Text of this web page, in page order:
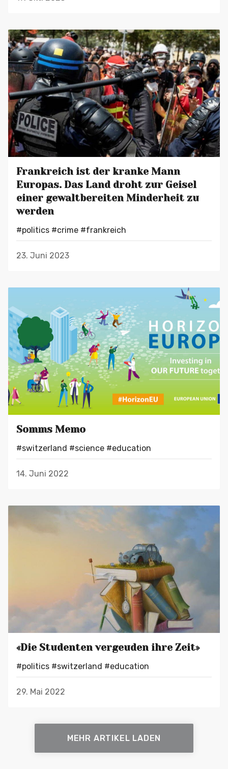
Frankreich ist der kranke Mann
Europas. Das Land droht zur Geisel
einer gewaltbereiten Minderheit zu
werden
#politics #crime #frankreich
23. Juni 2023
Somms Memo
#switzerland #science #education
14. Juni 2022
«Die Studenten vergeuden ihre Zeit»
#politics #switzerland #education
29. Mai 2022
MEHR ARTIKEL LADEN